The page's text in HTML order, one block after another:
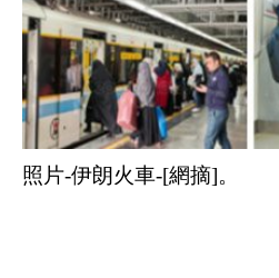
照片-伊朗火車-[網摘]。